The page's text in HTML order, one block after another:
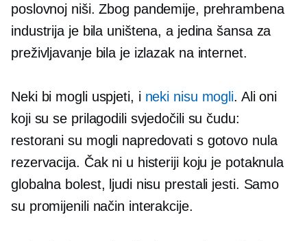
poslovnoj niši. Zbog pandemije, prehrambena
industrija je bila uništena, a jedina šansa za
preživljavanje bila je izlazak na internet.
Neki bi mogli uspjeti, i neki nisu mogli. Ali oni
koji su se prilagodili svjedočili su čudu:
restorani su mogli napredovati s gotovo nula
rezervacija. Čak ni u histeriji koju je potaknula
globalna bolest, ljudi nisu prestali jesti. Samo
su promijenili način interakcije.